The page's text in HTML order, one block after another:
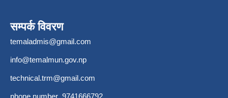
सम्पर्क विवरण
temaladmis@gmail.com
info@temalmun.gov.np
technical.trm@gmail.com
phone number 9741666792